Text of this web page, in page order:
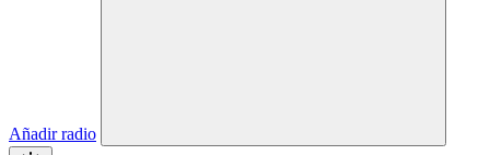
Añadir radio